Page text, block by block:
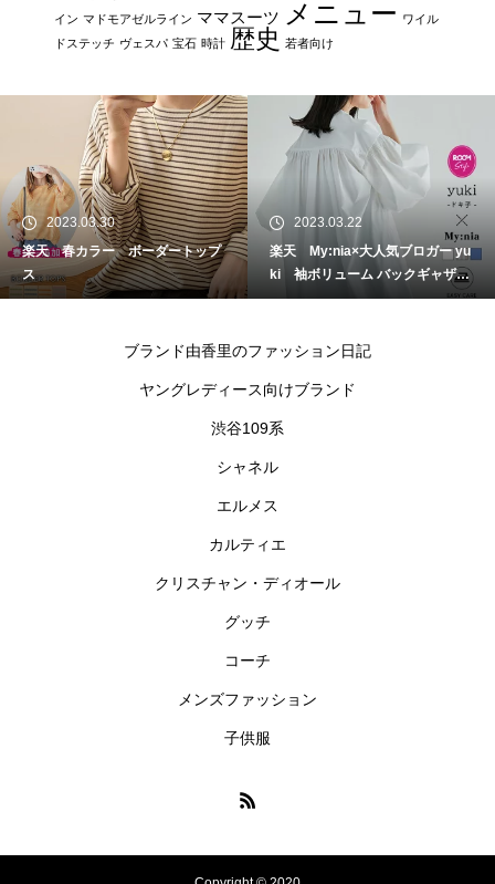
イン マドモアゼルライン ママスーツ メニュー ワイル
ドステッチ ヴェスパ 宝石 時計 歴史 若者向け
2023.03.30
楽天 春カラー ボーダートップ
ス
2023.03.22
楽天 My:nia×大人気ブロガー yu
ki 袖ボリューム バックギャザー
シャツ
ブランド由香里のファッション日記
ヤングレディース向けブランド
渋谷109系
シャネル
エルメス
カルティエ
クリスチャン・ディオール
グッチ
コーチ
メンズファッション
子供服